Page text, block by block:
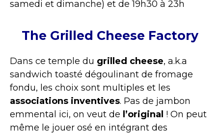
samedi et dimanche) et de 19h30 à 23h
The Grilled Cheese Factory
Dans ce temple du grilled cheese, a.k.a
sandwich toasté dégoulinant de fromage
fondu, les choix sont multiples et les
associations inventives. Pas de jambon
emmental ici, on veut de l’original ! On peut
même le jouer osé en intégrant des